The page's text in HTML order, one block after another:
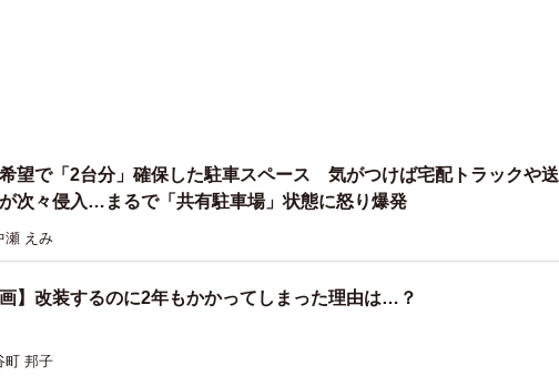
望で「2台分」確保した駐車スペース 気がつけば宅配トラックや送
次々侵入…まるで「共有駐車場」状態に怒り爆発
瀬 えみ
画】改装するのに2年もかかってしまった理由は…？
町 邦子